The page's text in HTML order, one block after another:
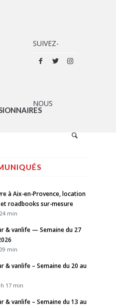
à Aix-en-Provence, location
roadbooks sur-mesure
min
& vanlife — Semaine du 27
min
& vanlife – Semaine du 20 au
17 min
& vanlife – Semaine du 13 au